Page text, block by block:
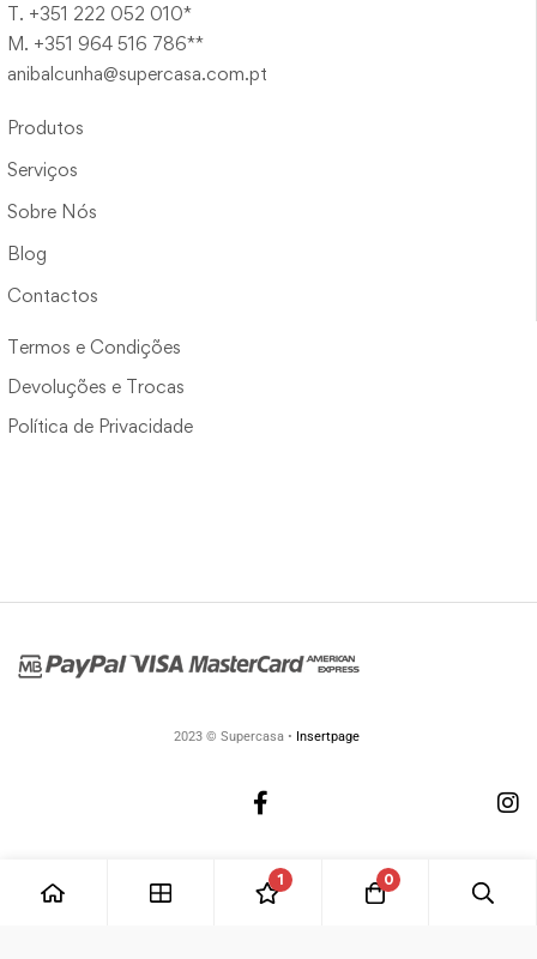
T. +351 222 052 010*
M. +351 964 516 786**
anibalcunha@supercasa.com.pt
Produtos
Serviços
Sobre Nós
Blog
Contactos
Termos e Condições
Devoluções e Trocas
Política de Privacidade
2023 © Supercasa • Insertpage
1 0